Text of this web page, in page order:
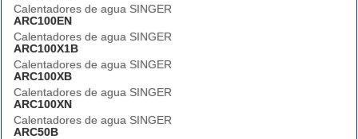
Calentadores de agua SINGER
ARC100EN
Calentadores de agua SINGER
ARC100X1B
Calentadores de agua SINGER
ARC100XB
Calentadores de agua SINGER
ARC100XN
Calentadores de agua SINGER
ARC50B